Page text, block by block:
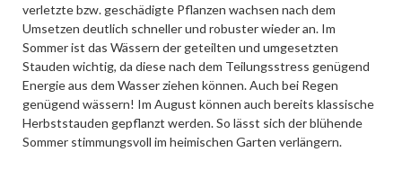
verletzte bzw. geschädigte Pflanzen wachsen nach dem
Umsetzen deutlich schneller und robuster wieder an. Im
Sommer ist das Wässern der geteilten und umgesetzten
Stauden wichtig, da diese nach dem Teilungsstress genügend
Energie aus dem Wasser ziehen können. Auch bei Regen
genügend wässern! Im August können auch bereits klassische
Herbststauden gepflanzt werden. So lässt sich der blühende
Sommer stimmungsvoll im heimischen Garten verlängern.